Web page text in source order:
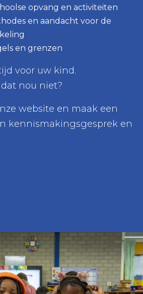
opvang en activiteiten
en aandacht voor de
en grenzen
voor uw kind.
nou niet?
website en maak een
kennismakingsgesprek en